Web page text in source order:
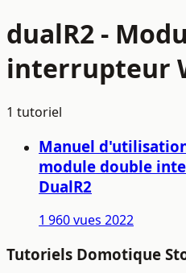
dualR2 -
interrupteur
1 tutoriel
Manuel
module double
DualR2
1 960 vues 2022
Tutoriels Domotique